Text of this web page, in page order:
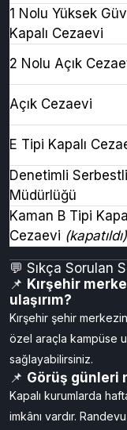
→ Ortalama2–3
gönderi takip
💬 Kimler Kalır?
Kurum
Kapalı Cezaevi
2 Nolu Açık
Açık Cezaevi
E Tipi Kapalı
Müdürlüğü
Kaman B Tipi Kapalı
Cezaevi(kapatıldı)
💬 Sıkça Sorulan
📌Kırşehir
ulaşırım?
Kırşehir şehir
özel araçla kampüse